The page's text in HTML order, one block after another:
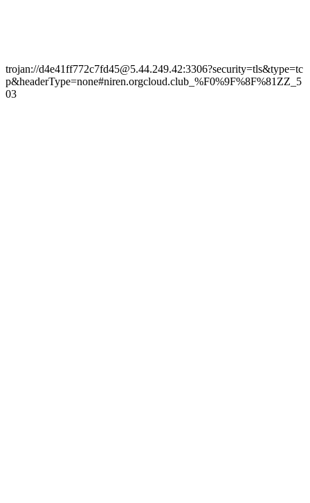
trojan://d4e41ff772c7fd45@5.44.249.42:3306?security=tls&type=tc
p&headerType=none#niren.orgcloud.club_%F0%9F%8F%81ZZ_5
03